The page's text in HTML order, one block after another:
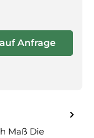
Gib den
Anfrage
Maß Die